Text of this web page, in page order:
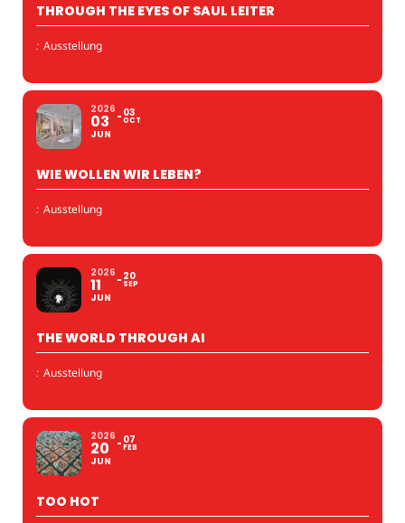
THROUGH THE EYES OF SAUL LEITER
: Ausstellung
2026
03
JUN
03
OCT
WIE WOLLEN WIR LEBEN?
: Ausstellung
2026
11
JUN
20
SEP
THE WORLD THROUGH AI
: Ausstellung
2026
20
JUN
07
FEB
TOO HOT